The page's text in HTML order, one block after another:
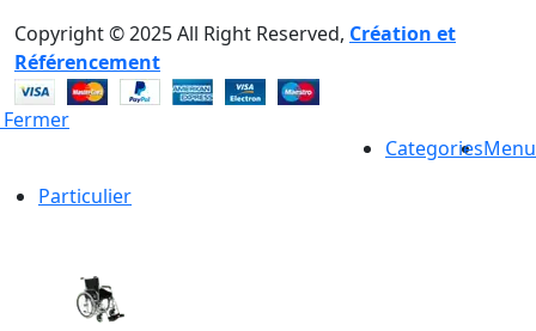
Copyright © 2025 All Right Reserved, Création et
Référencement
Fermer
Menu
Categories
Particulier